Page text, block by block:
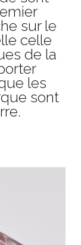
sur le
celle
de la
les
sont